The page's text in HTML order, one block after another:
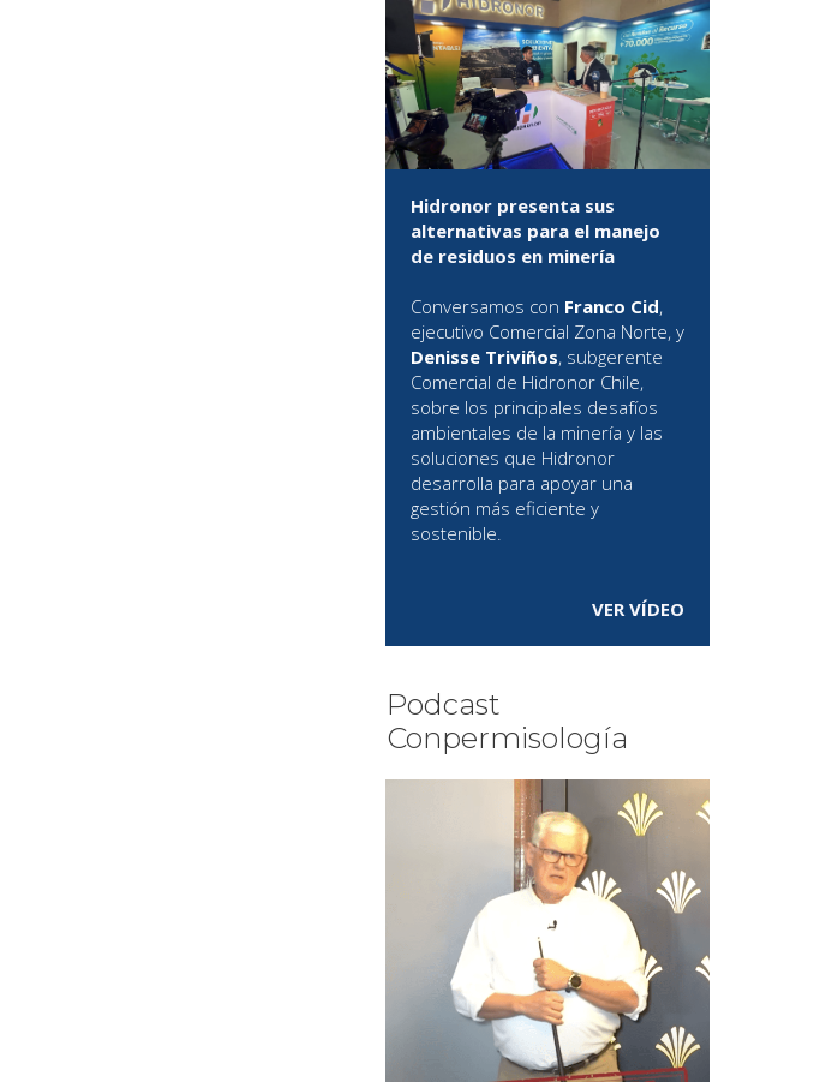
Hidronor presenta sus
alternativas para el manejo
de residuos en minería
Conversamos con Franco Cid,
ejecutivo Comercial Zona Norte, y
Denisse Triviños, subgerente
Comercial de Hidronor Chile,
sobre los principales desafíos
ambientales de la minería y las
soluciones que Hidronor
desarrolla para apoyar una
gestión más eficiente y
sostenible.
VER VÍDEO
Podcast
Conpermisología